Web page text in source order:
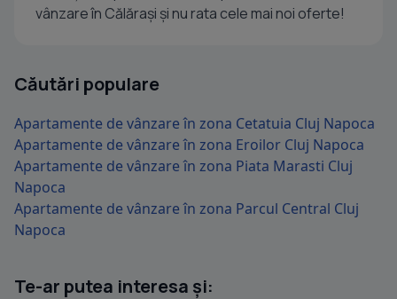
vânzare în Călărași și nu rata cele mai noi oferte!
Căutări populare
Apartamente de vânzare în zona Cetatuia Cluj Napoca
Apartamente de vânzare în zona Eroilor Cluj Napoca
Apartamente de vânzare în zona Piata Marasti Cluj
Napoca
Apartamente de vânzare în zona Parcul Central Cluj
Napoca
Te-ar putea interesa și: